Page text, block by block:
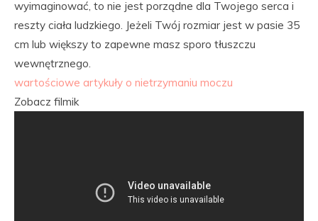
wyimaginować, to nie jest porządne dla Twojego serca i
reszty ciała ludzkiego. Jeżeli Twój rozmiar jest w pasie 35
cm lub większy to zapewne masz sporo tłuszczu
wewnętrznego.
wartościowe artykuły o nietrzymaniu moczu
Zobacz filmik